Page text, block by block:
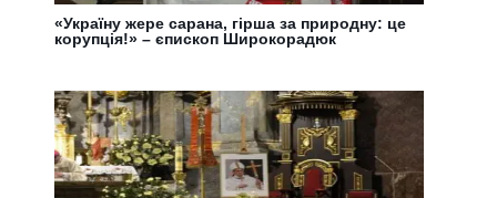
«Україну жере сарана, гірша за природну: це
корупція!» – єпископ Широкорадюк